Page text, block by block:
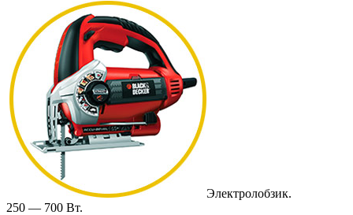
Электролобзик.
250 — 700 Вт.